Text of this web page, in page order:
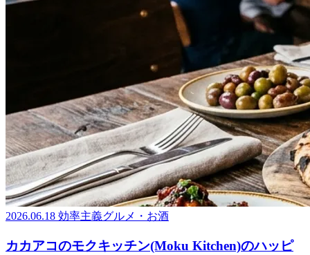
2026.06.18 効率主義グルメ・お酒
カカアコのモクキッチン(Moku Kitchen)のハッピ